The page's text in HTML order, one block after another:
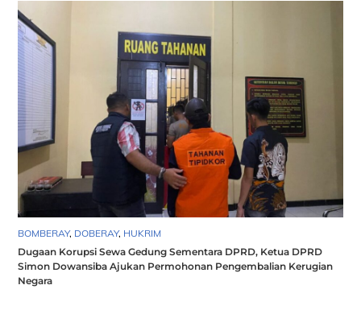
BOMBERAY, DOBERAY, HUKRIM
Dugaan Korupsi Sewa Gedung Sementara DPRD, Ketua DPRD
Simon Dowansiba Ajukan Permohonan Pengembalian Kerugian
Negara